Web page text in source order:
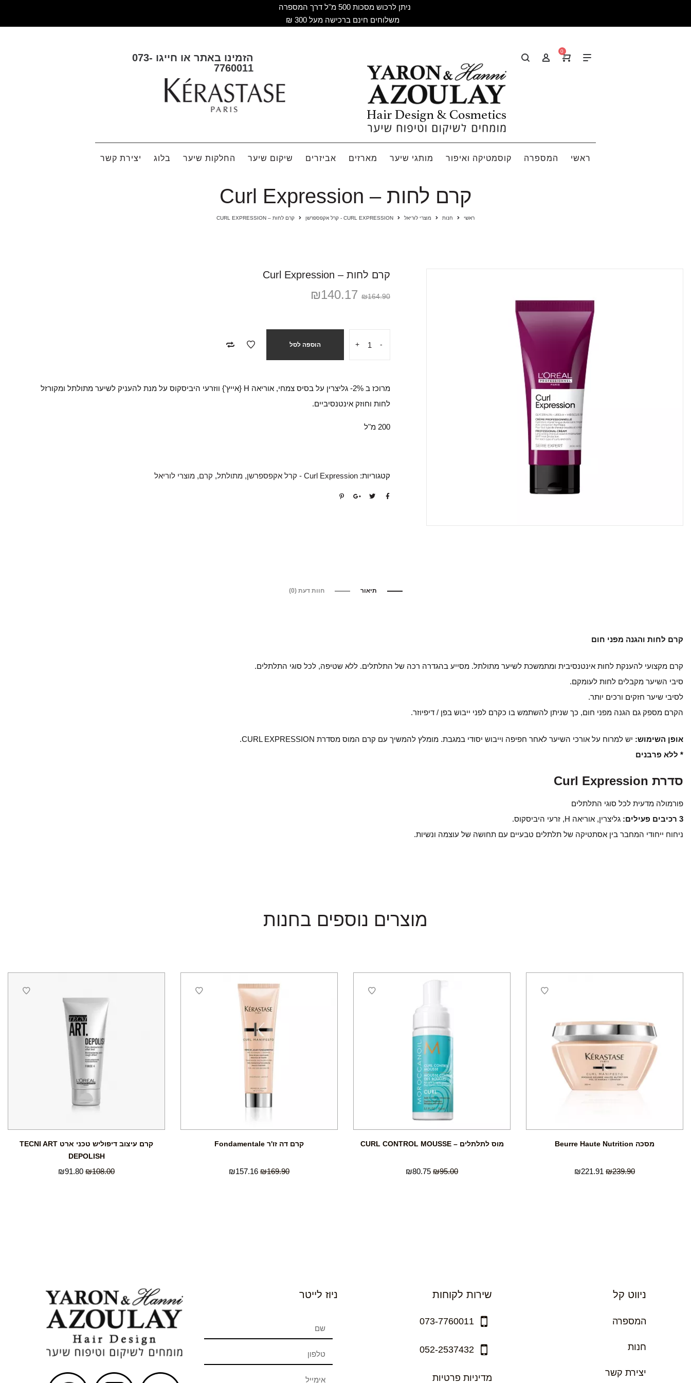
ניתן לרכוש מסכות 500 מ"ל דרך המספרה
משלוחים חינם ברכישה מעל 300 ₪
הזמינו באתר או חייגו 073-
7760011
0
ראשי המספרה קוסמטיקה ואיפור מותגי שיער מארזים אביזרים שיקום שיער החלקות שיער בלוג יצירת קשר
קרם לחות – Curl Expression
ראשי חנות מוצרי לוריאל CURL EXPRESSION - קרל אקפספרשן קרם לחות – CURL EXPRESSION
קרם לחות – Curl Expression
₪164.90
₪140.17
-
+ הוספה לסל
מרוכז ב 2%- גליצרין על בסיס צמחי, אוריאה H {אייץ'} ווזרעי היביסקוס על מנת להעניק לשיער מתולתל ומקורזל
לחות וחוזק אינטנסיביים.
200 מ"ל
קטגוריות: Curl Expression - קרל אקפספרשן , מתולתל, קרם, מוצרי לוריאל
תיאור חוות דעת (0)
קרם לחות והגנה מפני חום
קרם מקצועי להענקת לחות אינטנסיבית ומתמשכת לשיער מתולתל. מסייע בהגדרה רכה של התלתלים. ללא שטיפה, לכל סוגי התלתלים.
סיבי השיער מקבלים לחות לעומקם.
לסיבי שיער חזקים ורכים יותר.
הקרם מספק גם הגנה מפני חום, כך שניתן להשתמש בו כקרם לפני ייבוש בפן / דיפיוזר.
אופן השימוש: יש למרוח על אורכי השיער לאחר חפיפה וייבוש יסודי במגבת. מומלץ להמשיך עם קרם המוס מסדרת CURL EXPRESSION.
* ללא פרבנים
סדרת Curl Expression
פורמולה מדעית לכל סוגי התלתלים
3 רכיבים פעילים:
גליצרין, אוריאה H, זרעי היביסקוס.
ניחוח ייחודי המחבר בין אסתטיקה של תלתלים טבעיים עם תחושה של עוצמה ונשיות.
מוצרים נוספים בחנות
מסכה Beurre Haute Nutrition
₪239.90
₪221.91
מוס לתלתלים – CURL CONTROL MOUSSE
₪95.00
₪80.75
קרם דה זו'ר Fondamentale
₪169.90
₪157.16
קרם עיצוב דיפוליש טכני ארט TECNI ART
DEPOLISH
₪108.00
₪91.80
ניווט קל
המספרה
חנות
יצירת קשר
שירות לקוחות
073-7760011
052-2537432
מדיניות פרטיות
ניוז לייטר